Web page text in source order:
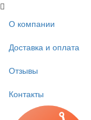
О компании
Доставка и оплата
Отзывы
Контакты